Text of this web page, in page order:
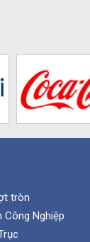
tròn
Công Nghiệp